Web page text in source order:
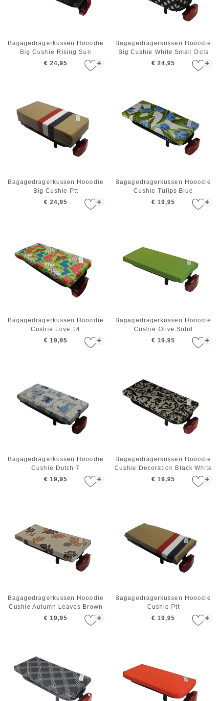
+
Bagagedragerkussen Hooodie
Big Cushie Rising Sun
€ 24,95
+
Bagagedragerkussen Hooodie
Big Cushie White Small Dots
€ 24,95
+
Bagagedragerkussen Hooodie
Big Cushie Ptt
€ 24,95
+
Bagagedragerkussen Hooodie
Cushie Tulips Blue
€ 19,95
+
Bagagedragerkussen Hooodie
Cushie Love 14
€ 19,95
+
Bagagedragerkussen Hooodie
Cushie Olive Solid
€ 19,95
+
Bagagedragerkussen Hooodie
Cushie Dutch 7
€ 19,95
+
Bagagedragerkussen Hooodie
Cushie Decoration Black White
€ 19,95
+
Bagagedragerkussen Hooodie
Cushie Autumn Leaves Brown
€ 19,95
+
Bagagedragerkussen Hooodie
Cushie Ptt
€ 19,95